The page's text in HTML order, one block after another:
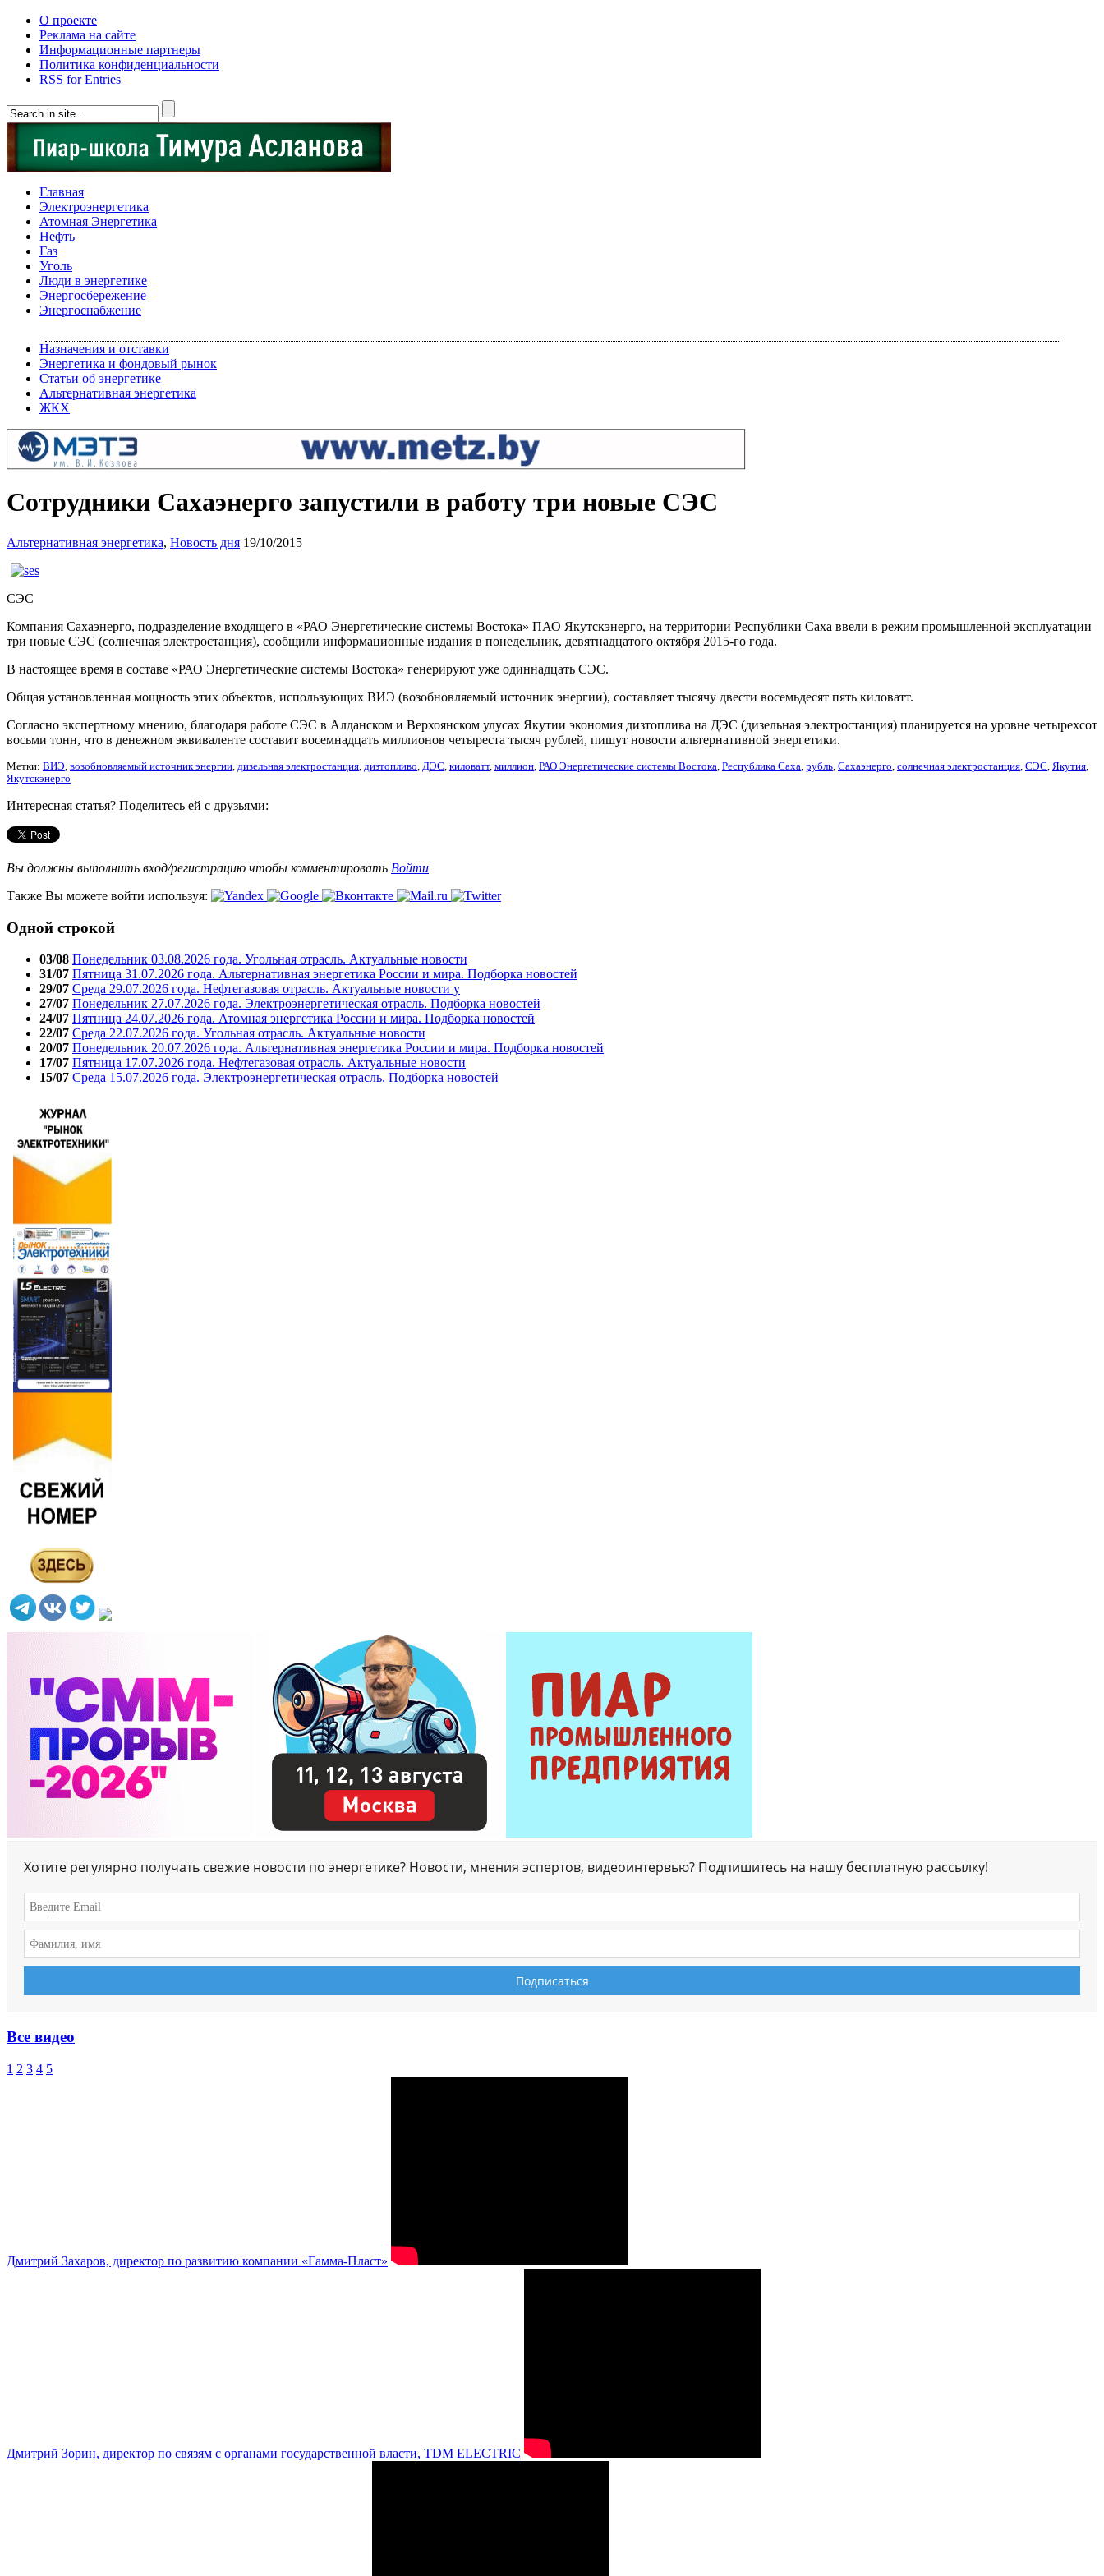
О проекте
Реклама на сайте
Информационные партнеры
Политика конфиденциальности
RSS for Entries
Главная
Электроэнергетика
Атомная Энергетика
Нефть
Газ
Уголь
Люди в энергетике
Энергосбережение
Энергоснабжение
Назначения и отставки
Энергетика и фондовый рынок
Статьи об энергетике
Альтернативная энергетика
ЖКХ
Сотрудники Сахаэнерго запустили в работу три новые СЭС
Альтернативная энергетика, Новость дня 19/10/2015
СЭС
Компания Сахаэнерго, подразделение входящего в «РАО Энергетические системы Востока» ПАО Якутскэнерго, на территории Республики Саха ввели в режим промышленной эксплуатации
три новые СЭС (солнечная электростанция), сообщили информационные издания в понедельник, девятнадцатого октября 2015-го года.
В настоящее время в составе «РАО Энергетические системы Востока» генерируют уже одиннадцать СЭС.
Общая установленная мощность этих объектов, использующих ВИЭ (возобновляемый источник энергии), составляет тысячу двести восемьдесят пять киловатт.
Согласно экспертному мнению, благодаря работе СЭС в Алданском и Верхоянском улусах Якутии экономия дизтоплива на ДЭС (дизельная электростанция) планируется на уровне четырехсот
восьми тонн, что в денежном эквиваленте составит восемнадцать миллионов четыреста тысяч рублей, пишут новости альтернативной энергетики.
Метки: ВИЭ, возобновляемый источник энергии, дизельная электростанция, дизтопливо, ДЭС, киловатт, миллион, РАО Энергетические системы Востока, Республика Саха, рубль, Сахаэнерго, солнечная электростанция, СЭС, Якутия,
Якутскэнерго
Интересная статья? Поделитесь ей с друзьями:
Вы должны выполнить вход/регистрацию чтобы комментировать Войти
Также Вы можете войти используя:
Одной строкой
03/08 Понедельник 03.08.2026 года. Угольная отрасль. Актуальные новости
31/07 Пятница 31.07.2026 года. Альтернативная энергетика России и мира. Подборка новостей
29/07 Среда 29.07.2026 года. Нефтегазовая отрасль. Актуальные новости у
27/07 Понедельник 27.07.2026 года. Электроэнергетическая отрасль. Подборка новостей
24/07 Пятница 24.07.2026 года. Атомная энергетика России и мира. Подборка новостей
22/07 Среда 22.07.2026 года. Угольная отрасль. Актуальные новости
20/07 Понедельник 20.07.2026 года. Альтернативная энергетика России и мира. Подборка новостей
17/07 Пятница 17.07.2026 года. Нефтегазовая отрасль. Актуальные новости
15/07 Среда 15.07.2026 года. Электроэнергетическая отрасль. Подборка новостей
Хотите регулярно получать свежие новости по энергетике? Новости, мнения эспертов, видеоинтервью? Подпишитесь на нашу бесплатную рассылку!
Все видео
1 2 3 4 5
Дмитрий Захаров, директор по развитию компании «Гамма-Пласт»
Дмитрий Зорин, директор по связям с органами государственной власти, TDM ELECTRIC